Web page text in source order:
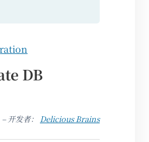
DB
– 开发者： Delicious Brains